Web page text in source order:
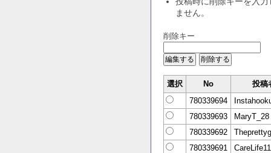
ません。
削除キー
選択 No
投稿
780339694
780339693
MaryT_28
780339692
780339691
CareLife11